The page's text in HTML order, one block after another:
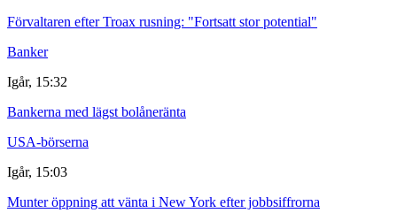
Förvaltaren efter Troax rusning: "Fortsatt stor potential"
Banker
Igår, 15:32
Bankerna med lägst bolåneränta
USA-börserna
Igår, 15:03
Munter öppning att vänta i New York efter jobbsiffrorna